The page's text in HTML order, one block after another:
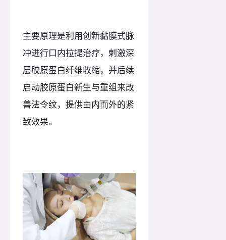
主要原理是利用创新黏膜式脉
冲进行口内拉提治疗，刺激深
层胶原蛋白纤维收缩，并后续
启动胶原蛋白新生与重组来改
善法令纹，提供由内而外的紧
致效果。